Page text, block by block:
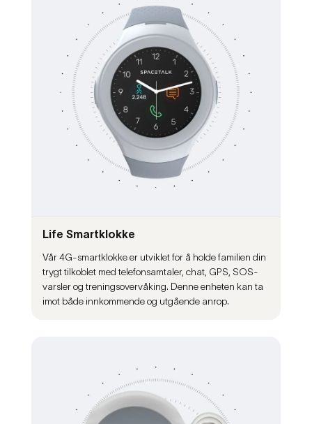
Life Smartklokke
Vår 4G-smartklokke er utviklet for å holde familien din
trygt tilkoblet med telefonsamtaler, chat, GPS, SOS-
varsler og treningsovervåking. Denne enheten kan ta
imot både innkommende og utgående anrop.